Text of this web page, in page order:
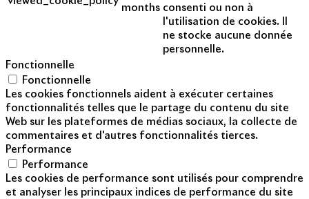
months consenti ou non à
l'utilisation de cookies. Il
ne stocke aucune donnée
personnelle.
Fonctionnelle
Fonctionnelle
Les cookies fonctionnels aident à exécuter certaines
fonctionnalités telles que le partage du contenu du site
Web sur les plateformes de médias sociaux, la collecte de
commentaires et d'autres fonctionnalités tierces.
Performance
Performance
Les cookies de performance sont utilisés pour comprendre
et analyser les principaux indices de performance du site